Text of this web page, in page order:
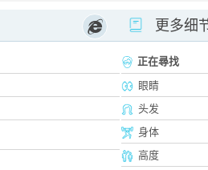
更多细
正在尋找
眼睛
头发
身体
高度